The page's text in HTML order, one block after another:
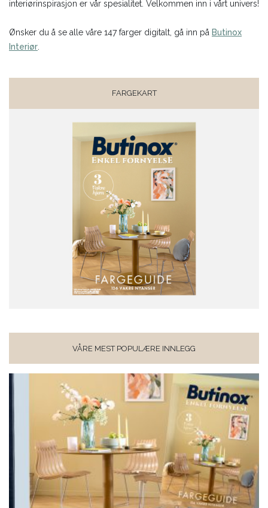
interiørinspirasjon er vår spesialitet. Velkommen inn i vårt univers!
Ønsker du å se alle våre 147 farger digitalt, gå inn på Butinox
Interiør
FARGEKART
VÅRE MEST POPULÆRE INNLEGG